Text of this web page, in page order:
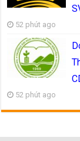
52 phút ago
52 phút ago